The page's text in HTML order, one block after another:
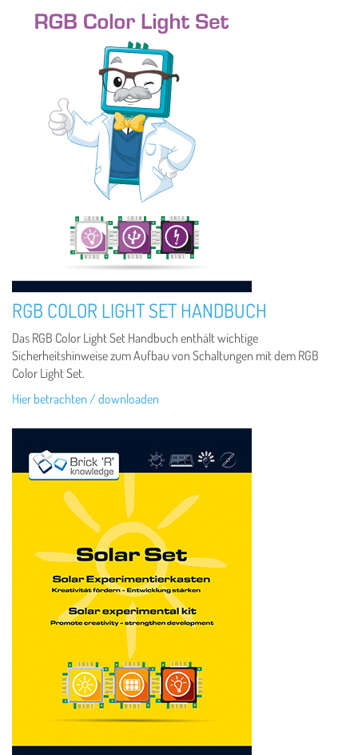
RGB COLOR LIGHT SET HANDBUCH
Das RGB Color Light Set Handbuch enthält wichtige
Sicherheitshinweise zum Aufbau von Schaltungen mit dem RGB
Color Light Set.
Hier betrachten / downloaden